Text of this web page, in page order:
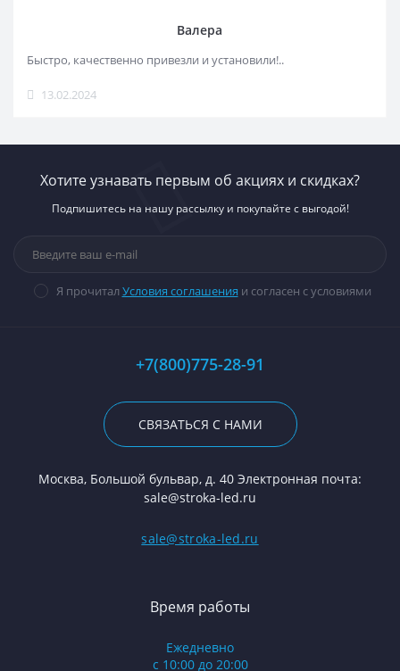
Валера
Быстро, качественно привезли и установили!..
13.02.2024
Хотите узнавать первым об акциях и скидках?
Подпишитесь на нашу рассылку и покупайте с выгодой!
Я прочитал Условия соглашения и согласен с условиями
+7(800)775-28-91
СВЯЗАТЬСЯ С НАМИ
Москва, Большой бульвар, д. 40 Электронная почта:
sale@stroka-led.ru
sale@stroka-led.ru
Время работы
Ежедневно
с 10:00 до 20:00